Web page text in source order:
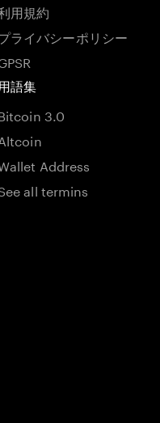
用規約
ライバシーポリシー
用語集
3.0
Address
all termins